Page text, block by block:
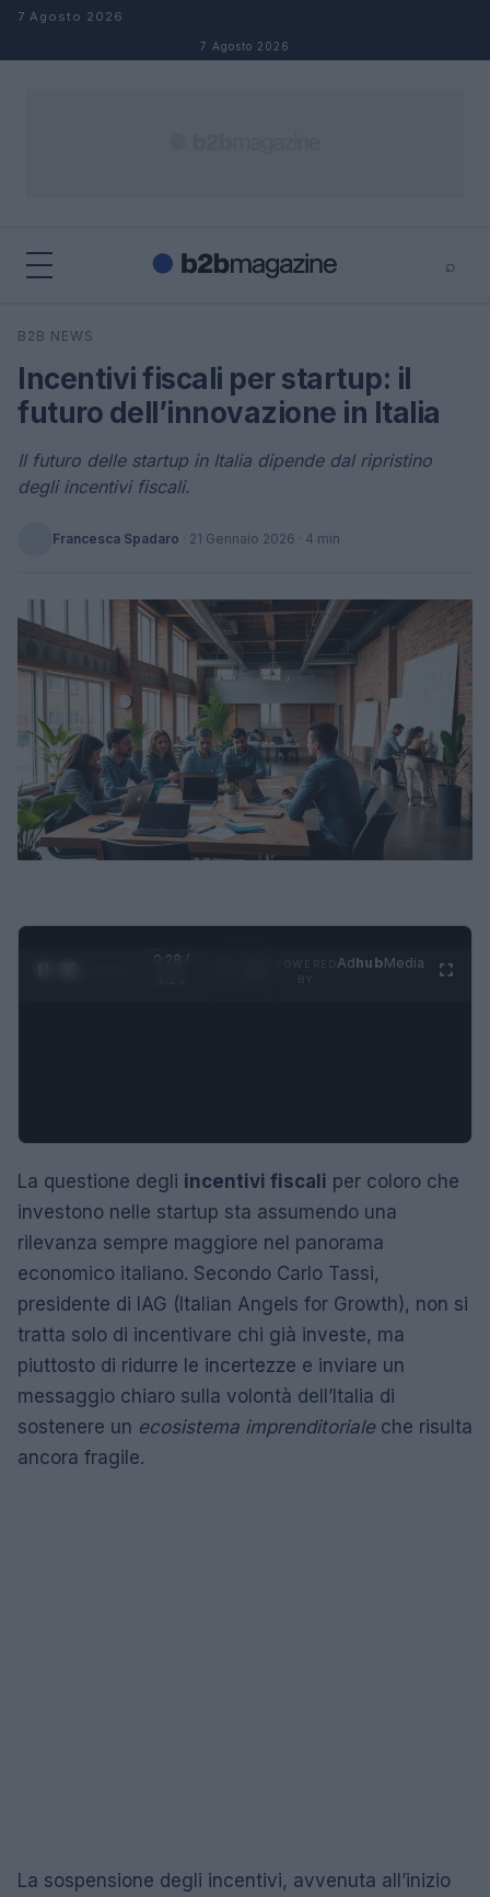
Salta al contenuto
7 Agosto 2026
7 Agosto 2026
⌕
Cerca
B2B NEWS
Incentivi fiscali per startup: il
futuro dell’innovazione in Italia
Il futuro delle startup in Italia dipende dal ripristino
degli incentivi fiscali.
Francesca Spadaro · 21 Gennaio 2026 · 4 min
0:29 /
AdhubMedia
La questione degli incentivi fiscali per coloro che
investono nelle startup sta assumendo una
rilevanza sempre maggiore nel panorama
economico italiano. Secondo Carlo Tassi,
presidente di IAG (Italian Angels for Growth), non si
tratta solo di incentivare chi già investe, ma
piuttosto di ridurre le incertezze e inviare un
messaggio chiaro sulla volontà dell’Italia di
sostenere un ecosistema imprenditorialeche risulta
ancora fragile.
La sospensione degli incentivi, avvenuta all’inizio